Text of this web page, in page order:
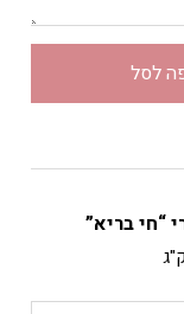
לסל
“חי בריא”